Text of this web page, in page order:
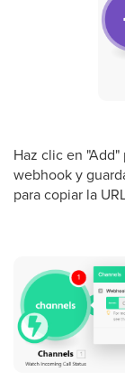
Haz clic en
webhook y
para copiar la